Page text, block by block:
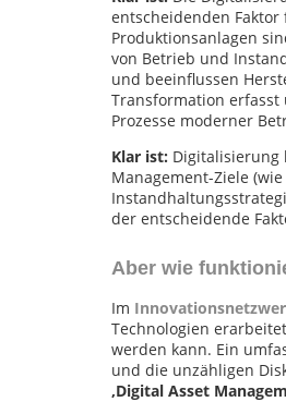
entscheidenden
Produktionsanlagen
von Betrieb und
und beeinflussen
Transformation erfasst
Prozesse moderner
Klar ist: Digitalisierung
Management-Ziele
der entscheidende
Aber wie
Im
Technologien
werden kann. Ein
und die unzähligen
‚Digital Asset